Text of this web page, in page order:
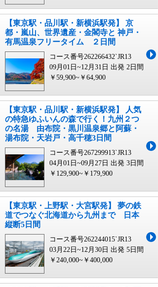
【東京駅・品川駅・新横浜駅発】 京
都・嵐山、世界遺産・金閣寺と 神戸・
有馬温泉フリータイム ２日間
コース番号262266432`JR13
09月01日~12月31日 出発 2日間
￥59,900~￥64,900
【東京駅・品川駅・新横浜駅発】 人気
の特急ゆふいんの森で行く！九州２つ
の名湯 由布院・黒川温泉郷と阿蘇・
湯布院・天岩戸・高千穂3日間
コース番号267299913`JR13
04月01日~09月27日 出発 3日間
￥129,900~￥179,900
【東京駅・上野駅・大宮駅発】 夢の鉄
道でつなぐ北海道から九州まで 日本
縦断5日間
コース番号262244015`JR13
03月22日~12月30日 出発 5日間
￥240,000~￥400,000